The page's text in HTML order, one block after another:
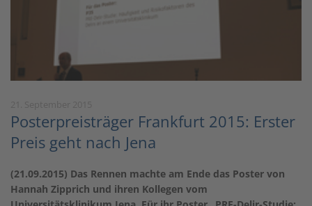
Posterpreisträger Frankfurt 2015: Erster
Preis geht nach Jena
(21.09.2015) Das Rennen machte am Ende das Poster von
Hannah Zipprich und ihren Kollegen vom